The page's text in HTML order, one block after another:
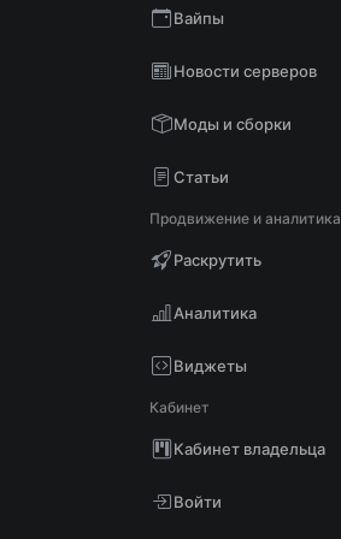
Вайпы
Новости серверов
Моды и сборки
Статьи
Продвижение и аналитика
Раскрутить
Аналитика
Виджеты
Кабинет
Кабинет владельца
Войти